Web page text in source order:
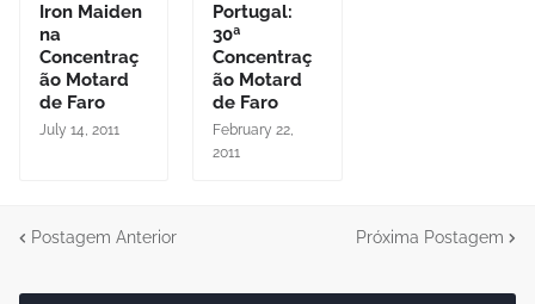
Iron Maiden
na
Concentraç
ão Motard
de Faro
July 14, 2011
Portugal:
30ª
Concentraç
ão Motard
de Faro
February 22,
2011
Postagem Anterior Próxima Postagem